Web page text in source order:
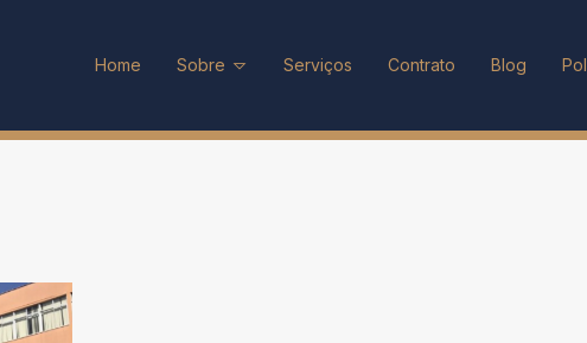
Home Sobre Serviços Contrato Blog